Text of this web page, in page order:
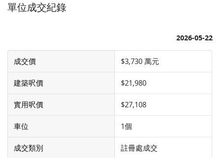
單位成交紀錄
2026-05-22
成交價 $3,730 萬元
建築呎價 $21,980
實用呎價 $27,108
車位 1個
成交類別 註冊處成交